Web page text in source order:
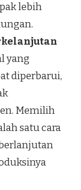
lebih
yang
diperbarui,
Memilih
satu cara